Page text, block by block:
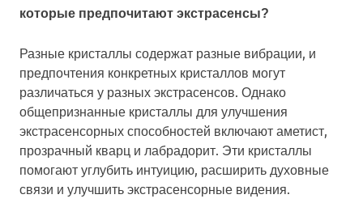
которые предпочитают экстрасенсы?
Разные кристаллы содержат разные вибрации, и
предпочтения конкретных кристаллов могут
различаться у разных экстрасенсов. Однако
общепризнанные кристаллы для улучшения
экстрасенсорных способностей включают аметист,
прозрачный кварц и лабрадорит. Эти кристаллы
помогают углубить интуицию, расширить духовные
связи и улучшить экстрасенсорные видения.